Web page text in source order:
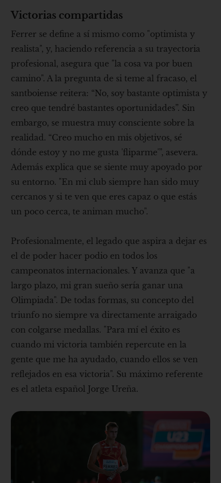
Victorias compartidas
Ferrer se define a sí mismo como "optimista y
realista", y, haciendo referencia a su trayectoria
profesional, asegura que "la cosa va por buen
camino". A la pregunta de si teme al fracaso, el
santboiense reitera: “No, soy bastante optimista y
creo que tendré bastantes oportunidades”. Sin
embargo, se muestra muy consciente sobre la
realidad. “Creo mucho en mis objetivos, sé
dónde estoy y no me gusta 'fliparme'”, asevera.
Además explica que se siente muy apoyado por
su entorno. "En mi club siempre han sido muy
cercanos y si te ven que eres capaz o que estás
un poco cerca, te animan mucho".
Profesionalmente, el legado que aspira a dejar es
el de poder hacer podio en todos los
campeonatos internacionales. Y avanza que "a
largo plazo, mi gran sueño sería ganar una
Olimpiada". De todas formas, su concepto del
triunfo no siempre va directamente arraigado
con colgarse medallas. "Para mí el éxito es
cuando mi victoria también repercute en la
gente que me ha ayudado, cuando ellos se ven
reflejados en esa victoria". Su máximo referente
es el atleta español Jorge Ureña.